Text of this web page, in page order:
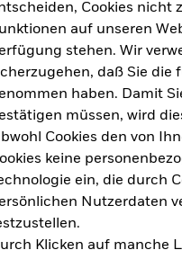
und
Cookies nicht
auf unseren
stehen. Wir
daß Sie die
haben. Damit
müssen, wird
Cookies den von
keine
ein, die durch
Nutzerdaten
Klicken auf manche